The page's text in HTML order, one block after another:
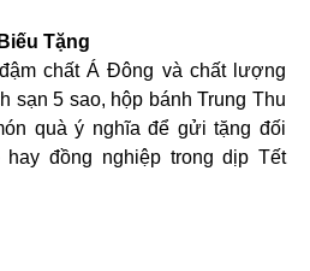
Tặng
chất Á Đông và chất lượng
sạn 5 sao, hộp bánh Trung Thu
quà ý nghĩa để gửi tặng đối
đồng nghiệp trong dịp Tết